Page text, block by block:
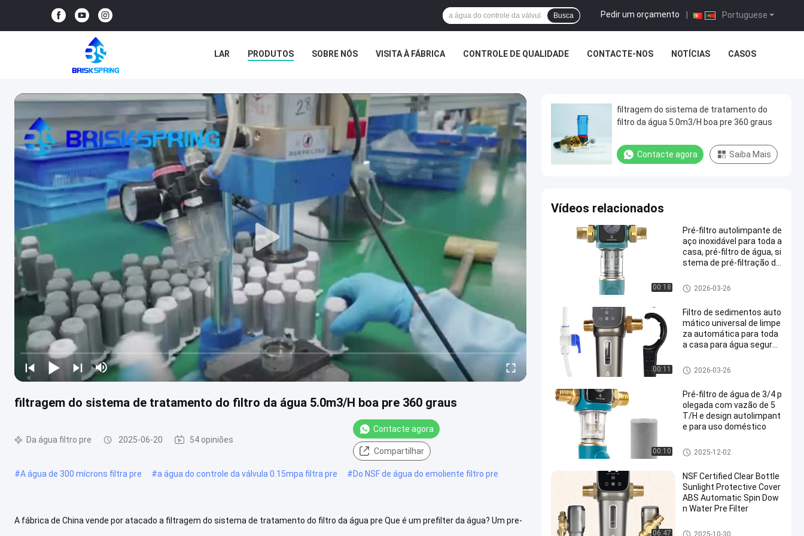
Portuguese
Pedir um orçamento
Busca
LAR PRODUTOS SOBRE NÓS VISITA À FÁBRICA CONTROLE DE QUALIDADE CONTACTE-NOS NOTÍCIAS CASOS
filtragem do sistema de tratamento do filtro da água 5.0m3/H boa pre 360 graus
Da água filtro pre 2025-06-20 54 opiniões
Contacte agora
Compartilhar
#A água de 300 mícrons filtra pre #a água do controle da válvula 0.15mpa filtra pre #Do NSF de água do emoliente filtro pre
A fábrica de China vende por atacado a filtragem do sistema de tratamento do filtro da água pre Que é um prefilter da água? Um pre-
filtragem do sistema de tratamento do
filtro da água 5.0m3/H boa pre 360 graus
Contacte agora Saiba Mais
Vídeos relacionados
00:18
Pré-filtro autolimpante de
aço inoxidável para toda a
casa, pré-filtro de água, si
stema de pré-filtração de
agem reutilizável para pur
ificador de água de encan
Da casa filtro inteiro pre
2026-03-26
00:11
Filtro de sedimentos auto
mático universal de limpe
za automática para toda
a casa para água segura
Da água filtro pre
2026-03-26
00:10
Pré-filtro de água de 3/4 p
olegada com vazão de 5
T/H e design autolimpant
e para uso doméstico
Da água filtro pre
2025-12-02
06:47
NSF Certified Clear Bottle
Sunlight Protective Cover
ABS Automatic Spin Dow
n Water Pre Filter
Da água filtro pre
2025-10-30